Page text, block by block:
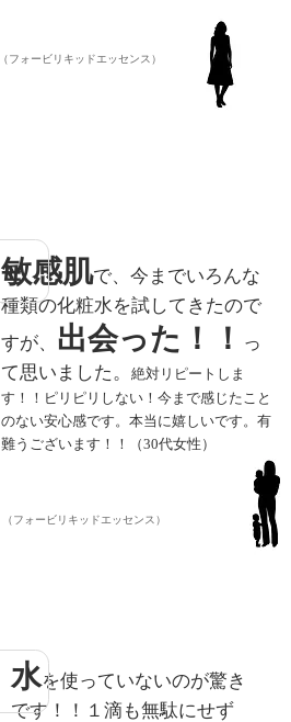
​（フォービリキッドエッセンス）
敏感肌で、今までいろんな
種類の化粧水を試してきたので
すが、 出会った！！
っ
て思いました。
絶対リピートしま
す！！ピリピリしない！今まで感じたこと
のない安心感です。本当に嬉しいです。有
難うございます！！
（30代女性）
​（フォービリキッドエッセンス）
​水を使っていないのが驚き
です！！ １滴も無駄にせず